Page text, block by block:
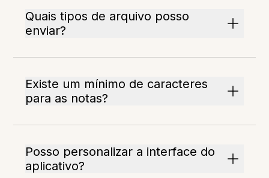
Quais tipos de arquivo posso
enviar?
Existe um mínimo de caracteres
para as notas?
Posso personalizar a interface do
aplicativo?